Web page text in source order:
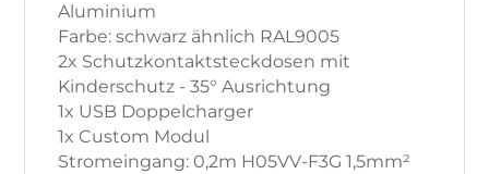
Aluminium
Farbe: schwarz ähnlich RAL9005
2x Schutzkontaktsteckdosen mit
Kinderschutz - 35° Ausrichtung
1x USB Doppelcharger
1x Custom Modul
Stromeingang: 0,2m H05VV-F3G 1,5mm²